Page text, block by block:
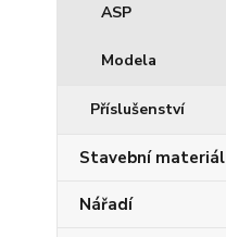
ASP
Modela
Příslušenství
Stavební materiál
Nářadí